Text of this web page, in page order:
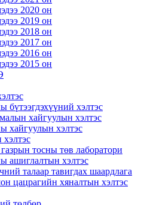
2020 он
2019 он
2018 он
2017 он
2016 он
2015 он
бүтээгдэхүүний хэлтэс
хайгуулын хэлтэс
хайгуулын хэлтэс
тосны төв лаборатори
ашиглалтын хэлтэс
талаар тавигдах шаардлага
цацрагийн хяналтын хэлтэс